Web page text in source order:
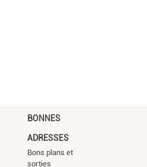
BONNES
ADRESSES
Bons plans et
sorties